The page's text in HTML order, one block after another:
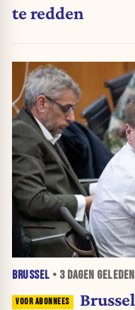
te redden
BRUSSEL • 3 DAGEN